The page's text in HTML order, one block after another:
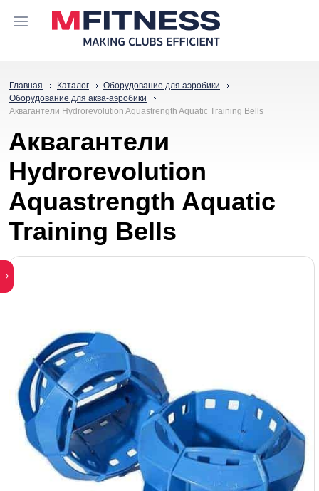
Главная Каталог
Оборудование для аэробики
Оборудование для аква-аэробики
Аквагантели Hydrorevolution Aquastrength Aquatic Training Bells
Аквагантели
Hydrorevolution
Aquastrength Aquatic
Training Bells